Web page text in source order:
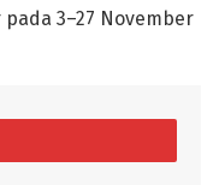
pada 3–27 November